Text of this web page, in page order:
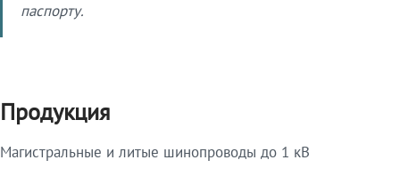
паспорту.
Продукция
Магистральные и литые шинопроводы до 1 кВ